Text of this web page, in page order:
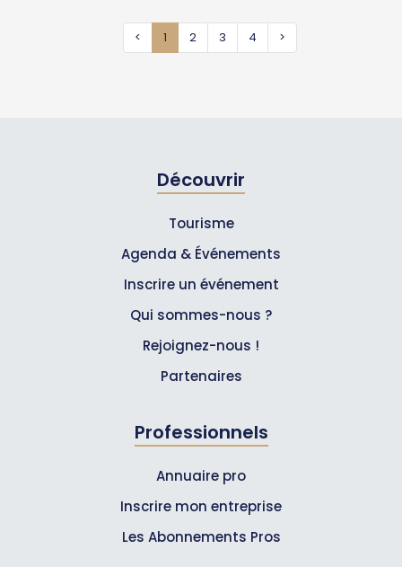
< 1 2 3 4 >
Découvrir
Tourisme
Agenda & Événements
Inscrire un événement
Qui sommes-nous ?
Rejoignez-nous !
Partenaires
Professionnels
Annuaire pro
Inscrire mon entreprise
Les Abonnements Pros